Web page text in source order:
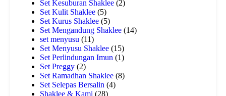
Set Kesuburan Shaklee (2)
Set Kulit Shaklee (5)
Set Kurus Shaklee (5)
Set Mengandung Shaklee (14)
set menyusu (11)
Set Menyusu Shaklee (15)
Set Perlindungan Imun (1)
Set Preggy (2)
Set Ramadhan Shaklee (8)
Set Selepas Bersalin (4)
Shaklee & Kami (28)